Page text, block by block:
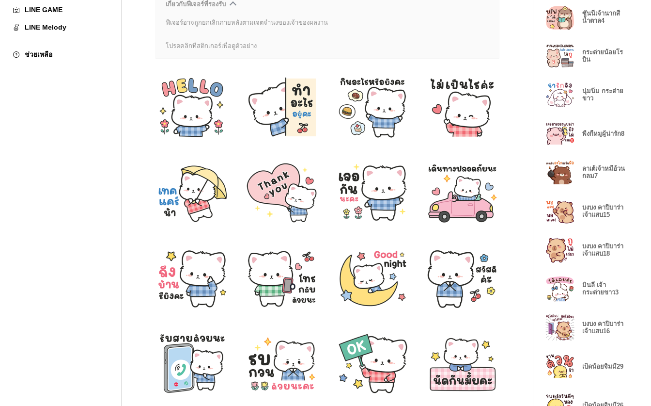
LINE GAME
LINE Melody
ช่วยเหลือ
เกี่ยวกับฟีเจอร์ที่รองรับ
ฟีเจอร์อาจถูกยกเลิกภายหลังตามเจตจำนงของเจ้าของผลงาน
โปรดคลิกที่สติกเกอร์เพื่อดูตัวอย่าง
ซันนี่เจ้านากสี
น้ำตาล4
กระต่ายน้อยโร
บิน
นุ่มนิ่ม กระต่าย
ขาว
พิ้งกี้หมูผู้น่ารัก8
ลาเต้เจ้าหมีอ้วน
กลม7
บงบง คาปิบาร่า
เจ้าแสบ15
บงบง คาปิบาร่า
เจ้าแสบ18
มินลี่ เจ้า
กระต่ายขาว3
บงบง คาปิบาร่า
เจ้าแสบ16
เป็ดน้อยจิมมี่29